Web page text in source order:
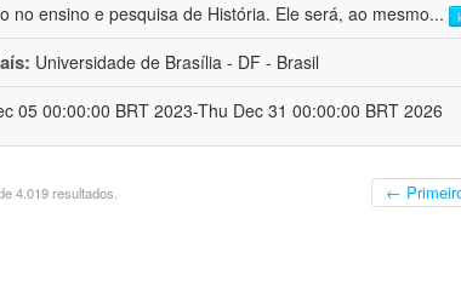
no ensino e pesquisa de História. Ele será, ao mesmo...
Universidade de Brasília - DF - Brasil
05 00:00:00 BRT 2023-Thu Dec 31 00:00:00 BRT 2026
4.019 resultados. ←